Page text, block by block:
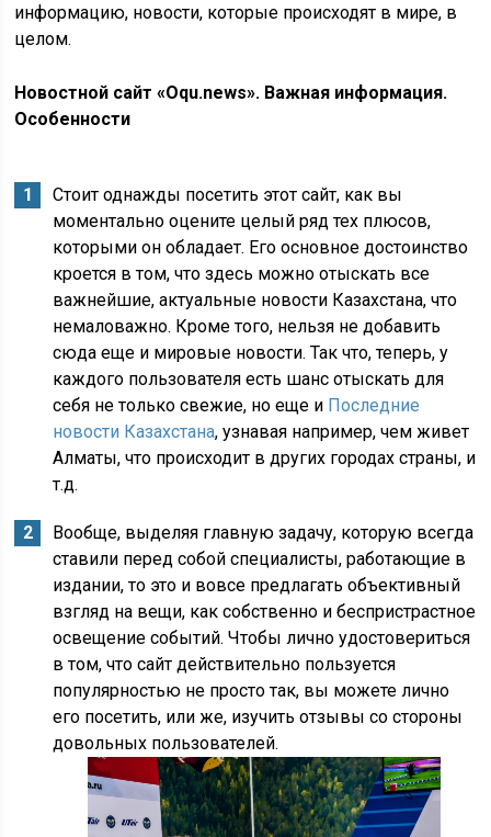
информацию, новости, которые происходят в мире, в
целом.
Новостной сайт «Oqu.news». Важная информация.
Особенности
Стоит однажды посетить этот сайт, как вы
моментально оцените целый ряд тех плюсов,
которыми он обладает. Его основное достоинство
кроется в том, что здесь можно отыскать все
важнейшие, актуальные новости Казахстана, что
немаловажно. Кроме того, нельзя не добавить
сюда еще и мировые новости. Так что, теперь, у
каждого пользователя есть шанс отыскать для
себя не только свежие, но еще и Последние
новости Казахстана, узнавая например, чем живет
Алматы, что происходит в других городах страны, и
т.д.
Вообще, выделяя главную задачу, которую всегда
ставили перед собой специалисты, работающие в
издании, то это и вовсе предлагать объективный
взгляд на вещи, как собственно и беспристрастное
освещение событий. Чтобы лично удостовериться
в том, что сайт действительно пользуется
популярностью не просто так, вы можете лично
его посетить, или же, изучить отзывы со стороны
довольных пользователей.